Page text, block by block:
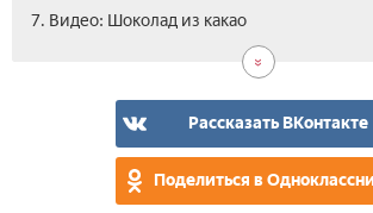
7. Видео: Шоколад из какао
Рассказать ВКонтакте
Поделиться в